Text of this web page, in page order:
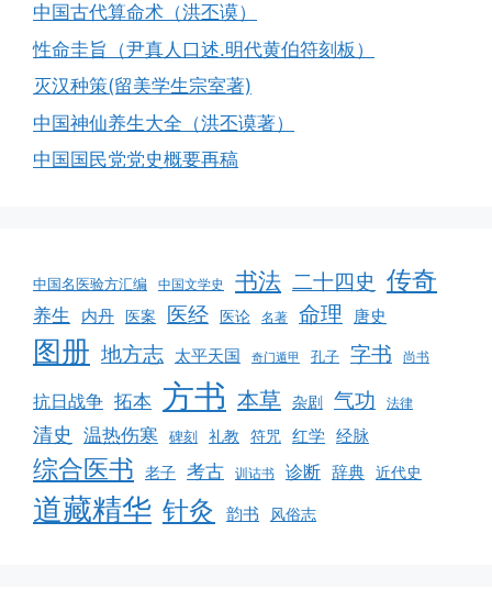
中国古代算命术（洪丕谟）
性命圭旨（尹真人口述.明代黄伯符刻板）
灭汉种策(留美学生宗室著)
中国神仙养生大全（洪丕谟著）
中国国民党党史概要再稿
中国名医验方汇编 中国文学史 书法 二十四史 传奇
养生 内丹 医案 医经 医论 名著 命理 唐史
图册 地方志 太平天国 奇门遁甲 孔子 字书 尚书
抗日战争 拓本 方书 本草 杂剧 气功 法律
清史 温热伤寒 碑刻 礼教 符咒 红学 经脉
综合医书 老子 考古 训诂书 诊断 辞典 近代史
道藏精华 针灸 韵书 风俗志